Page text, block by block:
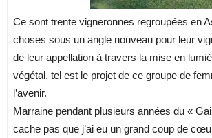
Ce sont trente vigneronnes regroupées en
choses sous un angle nouveau pour leur
de leur appellation à travers la mise en
végétal, tel est le projet de ce groupe de
l’avenir.
Marraine pendant plusieurs années du «
cache pas que j’ai eu un grand coup de